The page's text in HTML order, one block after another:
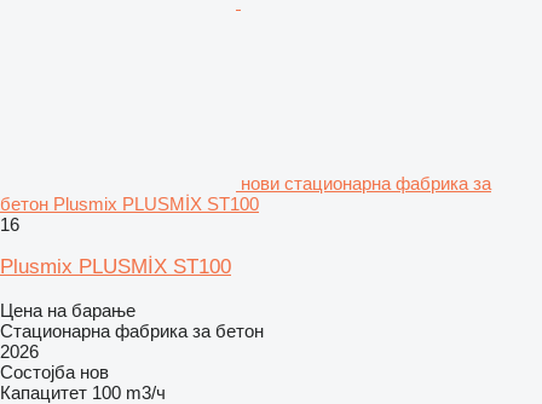
нови стационарна фабрика за
бетон Plusmix PLUSMİX ST100
16
Plusmix PLUSMİX ST100
Цена на барање
Стационарна фабрика за бетон
2026
Состојба нов
Капацитет 100 m3/ч